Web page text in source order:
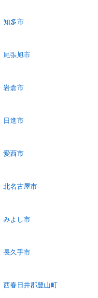
知多市
尾張旭市
岩倉市
日進市
愛西市
北名古屋市
みよし市
長久手市
西春日井郡豊山町